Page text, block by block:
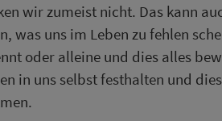
wir zumeist nicht. Das kann
was uns im Leben zu fehlen
oder alleine und dies alles
in uns selbst festhalten und